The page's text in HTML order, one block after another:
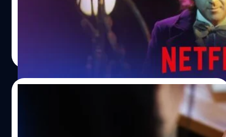
ความปลอดภัยเด็กแสดงความกังวลมานานหลายปี เนื่องจาก
ส่งผลให้เด็กเสี่ยงต่อการถูกโจรกรรมข้อมูลอัตลักษณ์ การ
ฉ้อโกง และการละเมิดสิทธิความเป็นส่วนตัวเมื่อเติบโตขึ้น อีก
ทั้งโดยส่วนใหญ่เด็กยังไม่โตเต็มวัยและยังไม่เข้าใจเรื่อง ‘สิทธิ’
นั่นจึงเป็นเหตุผลว่าทำไมผู้ปกครองบางคนจึงเลือกที่จะไม่ลง
รูปเด็ก ๆ หากพวกเขายังไม่สามารถอนุญาตได้ หรืออีกส่วน
หนึ่งก็เพราะรูปของเด็กอาจถูกนำไปใช้ในทางที่ไม่เหมาะสมได้
แบ่งของ AI และจิตวิญญาณของมนุษย์อยู่ตรงไหน ? นี่คือ
คำถามที่โผล่มาขณะที่กำลังอ่านข่าว Netflix ใช้ AI เจนเสียง
นักแสดงที่เสียชีวิตไปแล้ว ให้มีบทพูดในเรียลลิตีซีรีส์
‘Wonka’s The Golden Ticket’ ใน Netflix Netflix ประกาศ
เตรียมนำ AI มาใช้สร้างเสียงของ ‘จีน ไวล์เดอร์’ (Gene
Wilder) อดีตนักแสดงผู้ล่วงลับขึ้นมาใหม่ เพื่อใช้ในเรียลลิตีซี
รีส์ชุดใหม่ที่มีฉากหลังเป็นโลกแห่ง ‘Willy Wonka & the
Chocolate Factory’ โดยรายการนี้ใช้ชื่อว่า ‘Wonka's The
Golden Ticket’ โดยจะเผยแพร่เสียงจำลองจาก AI ของไวล์เด
อร์ ผู้เคยฝากผลงานการแสดงระดับตำนานในบทบาทโรงงาน
| 31 days ago
คนไทยไม่ใช้ AI แค่เรื่องงาน แต่ใช้ ‘ดูดวง’ ด้วย